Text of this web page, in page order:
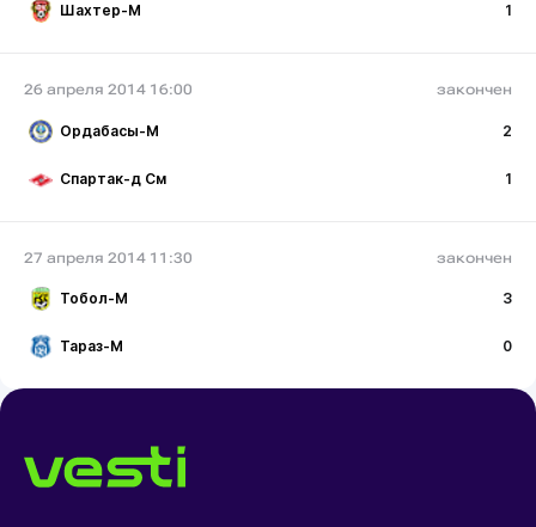
Шахтер-М 1
26 апреля 2014 16:00 закончен
Ордабасы-М 2
Спартак-д См 1
27 апреля 2014 11:30 закончен
Тобол-М 3
Тараз-М 0